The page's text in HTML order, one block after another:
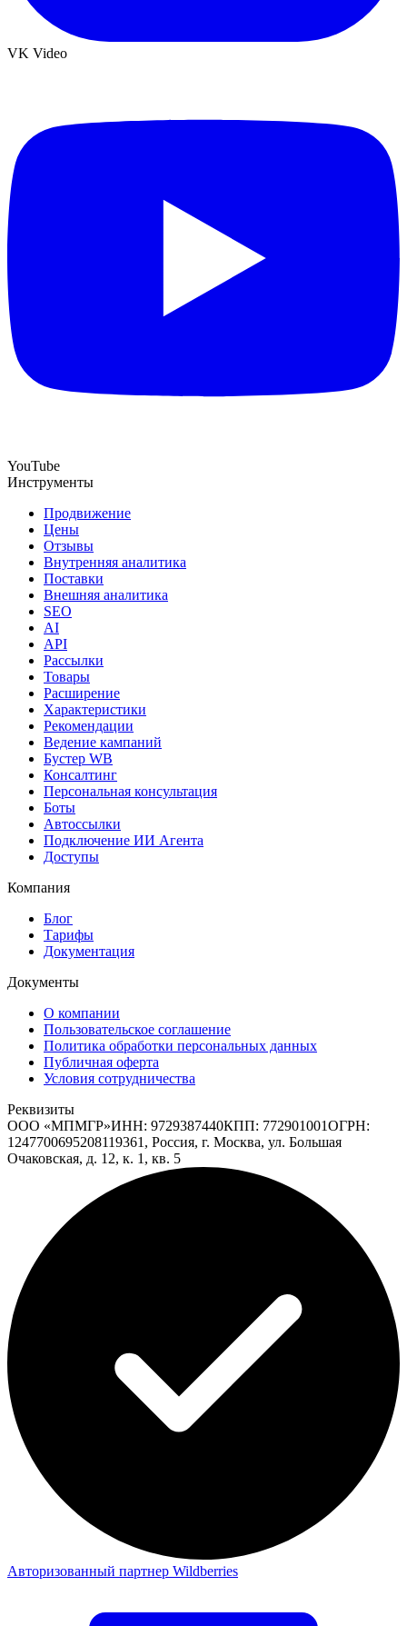
VK Video
YouTube
Инструменты
Продвижение
Цены
Отзывы
Внутренняя аналитика
Поставки
Внешняя аналитика
SEO
AI
API
Рассылки
Товары
Расширение
Характеристики
Рекомендации
Ведение кампаний
Бустер WB
Консалтинг
Персональная консультация
Боты
Автоссылки
Подключение ИИ Агента
Доступы
Компания
Блог
Тарифы
Документация
Документы
О компании
Пользовательское соглашение
Политика обработки персональных данных
Публичная оферта
Условия сотрудничества
Реквизиты
ООО «МПМГР»ИНН: 9729387440КПП: 772901001ОГРН:
1247700695208119361, Россия, г. Москва, ул. Большая
Очаковская, д. 12, к. 1, кв. 5
Авторизованный партнер Wildberries